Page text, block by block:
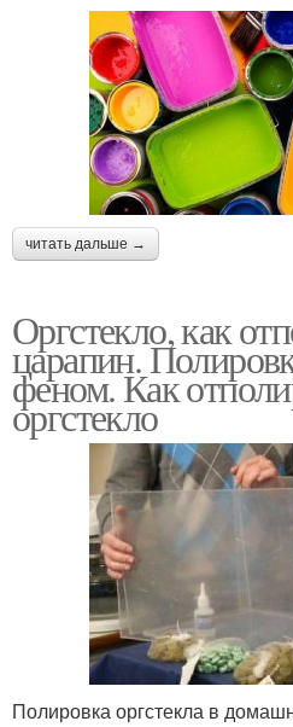
читать дальше →
Оргстекло, как
царапин.
феном. Как
оргстекло
Полировка оргстекла в